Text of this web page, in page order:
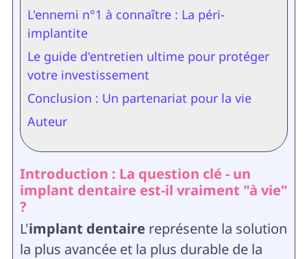
L'ennemi n°1 à connaître : La péri-
implantite
Le guide d'entretien ultime pour protéger
votre investissement
Conclusion : Un partenariat pour la vie
Auteur
Introduction : La question clé - un
implant dentaire est-il vraiment "à vie"
?
L'implant dentaire représente la solution
la plus avancée et la plus durable de la